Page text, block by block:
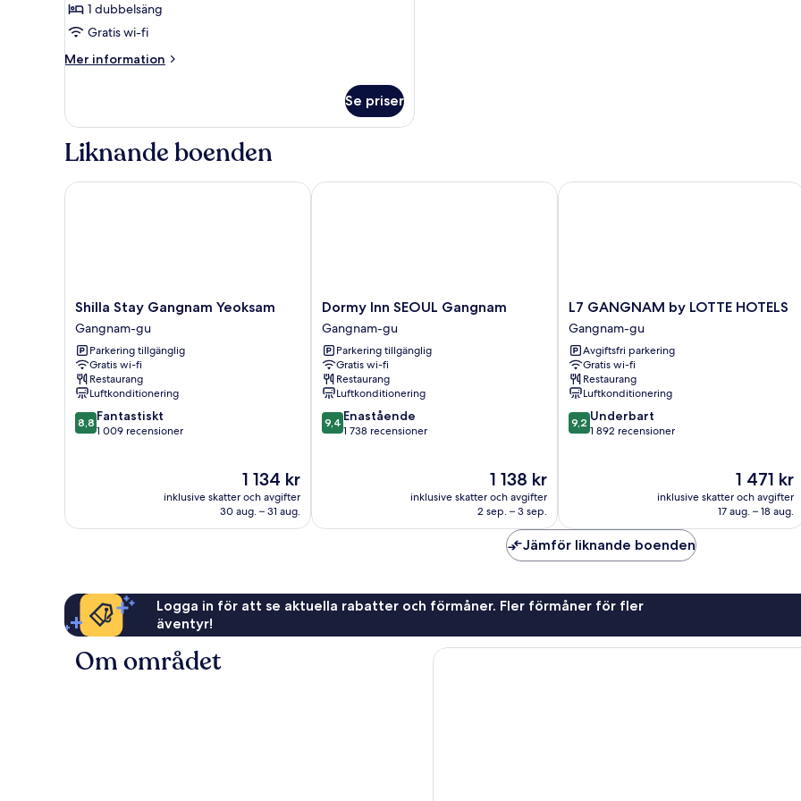
1
dubbelsäng
1 dubbelsäng
Gratis wi-fi
Mer information
Mer
rum
Se priser
Liknande boenden
Shilla
Stay
Gangnam
Yeoksam
Gangnam-
gu
Shilla Stay Gangnam Yeoksam
Gangnam-gu
Parkering tillgänglig
Gratis wi-fi
Restaurang
Luftkonditionering
8.8
av
8,8 Fantastiskt
1 009 recensioner
Priset
är
1 134 kr
1 134 kr
inklusive skatter och avgifter
30 aug. – 31 aug.
Shilla Stay Gangnam Yeoksam
Dormy
Inn
SEOUL
Gangnam
Gangnam-
gu
Dormy Inn SEOUL Gangnam
Gangnam-gu
Parkering tillgänglig
Gratis wi-fi
Restaurang
Luftkonditionering
9.4
av
9,4 Enastående
1 738 recensioner
Priset
är
1 138 kr
1 138 kr
inklusive skatter och avgifter
2 sep. – 3 sep.
Dormy Inn SEOUL Gangnam
L7
GANGNAM
by
LOTTE
HOTELS
Gangnam-
gu
L7 GANGNAM by LOTTE HOTELS
Gangnam-gu
Avgiftsfri parkering
Gratis wi-fi
Restaurang
Luftkonditionering
9.2
av
9,2 Underbart
1 892 recensioner
Priset
är
1 471 kr
1 471 kr
inklusive skatter och avgifter
17 aug. – 18 aug.
L7 GANGNAM by LOTTE HOTELS
Jämför liknande boenden
Logga in för att se aktuella rabatter och förmåner. Fler förmåner för fler
äventyr!
Om området